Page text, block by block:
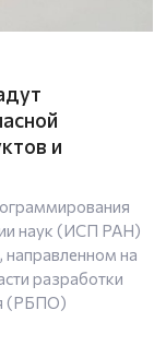
и
наук (ИСП РАН)
направленном на
разработки
(РБПО)